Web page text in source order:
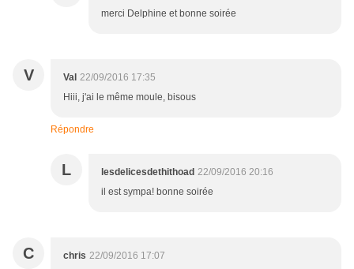
merci Delphine et bonne soirée
V Val 22/09/2016 17:35
Hiii, j'ai le même moule, bisous
Répondre
L lesdelicesdethithoad 22/09/2016 20:16
il est sympa! bonne soirée
C chris 22/09/2016 17:07